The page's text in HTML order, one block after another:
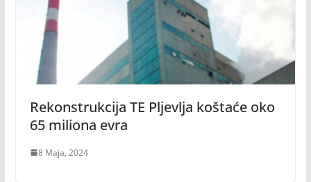
Rekonstrukcija TE Pljevlja koštaće oko
65 miliona evra
8 Maja, 2024